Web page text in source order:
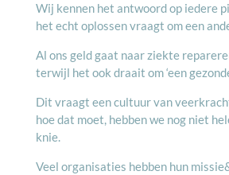
Wij kennen het antwoord op iedere
het echt oplossen vraagt om een
Al ons geld gaat naar ziekte
terwijl het ook draait om ‘een
Dit vraagt een cultuur van veerkracht
hoe dat moet, hebben we nog niet
knie.
Veel organisaties hebben hun